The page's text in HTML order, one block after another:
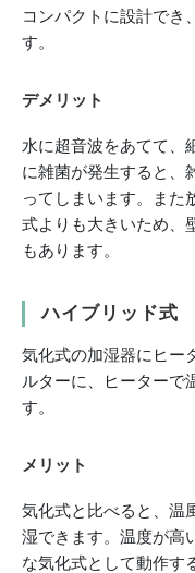
コンパクトに設計でき
す。
デメリット
水に超音波をあてて、
に雑菌が発生すると、
ってしまいます。また
式よりも大きいため、
もあります。
ハイブリッド式
気化式の加湿器にヒー
ルターに、ヒーターで
す。
メリット
気化式と比べると、温
湿できます。温度が高
な気化式として動作す